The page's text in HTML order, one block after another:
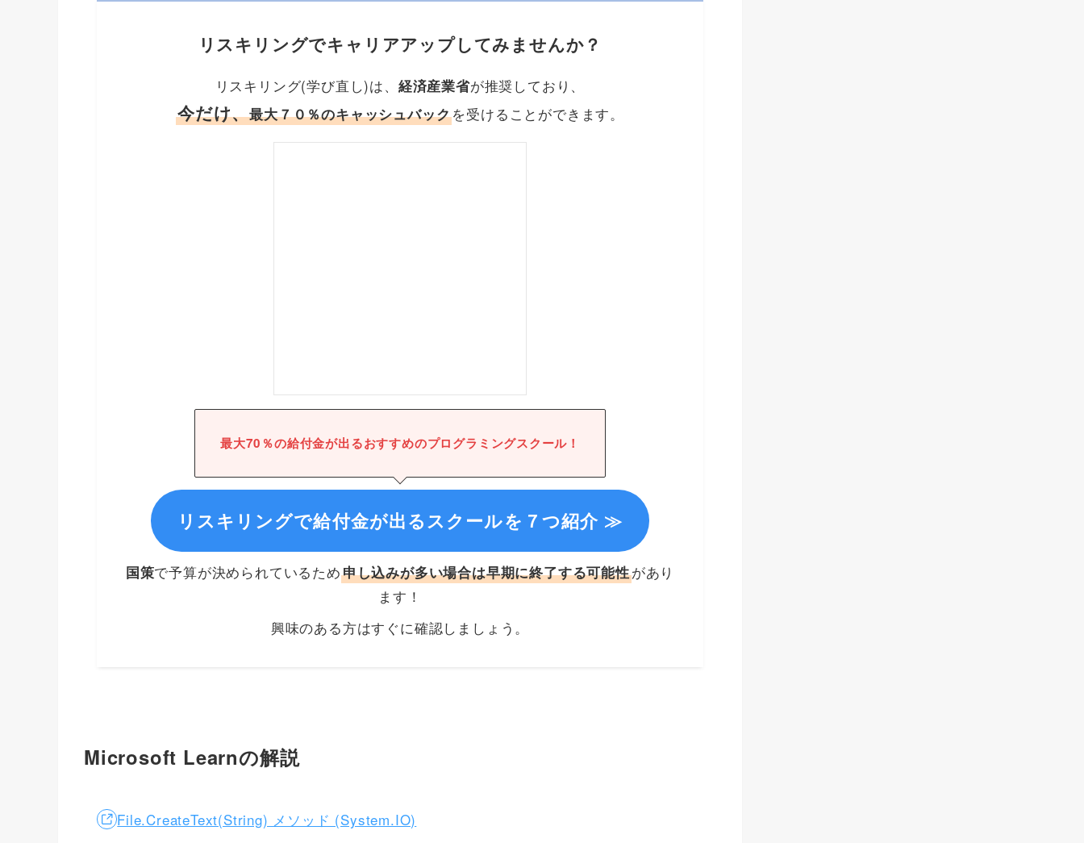
リスキリングでキャリアアップしてみませんか？
リスキリング(学び直し)は、 経済産業省が推奨しており、
今だけ、最大７０％のキャッシュバックを受けることができます。
最大70％の給付金が出るおすすめのプログラミングスクール！
リスキリングで給付金が出るスクールを７つ紹介 ≫
国策で予算が決められているため申し込みが多い場合は早期に終了する可能性があり
ます！
興味のある方はすぐに確認しましょう。
Microsoft Learnの解説
File.CreateText(String) メソッド (System.IO)